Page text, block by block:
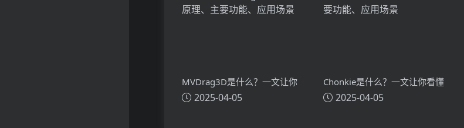
MVDrag3D是什么？一文让你
看懂MVDrag3D的技术原理、
2025-04-05
Chonkie是什么？一文让你看懂
Chonkie的技术原理、主要功
2025-04-05